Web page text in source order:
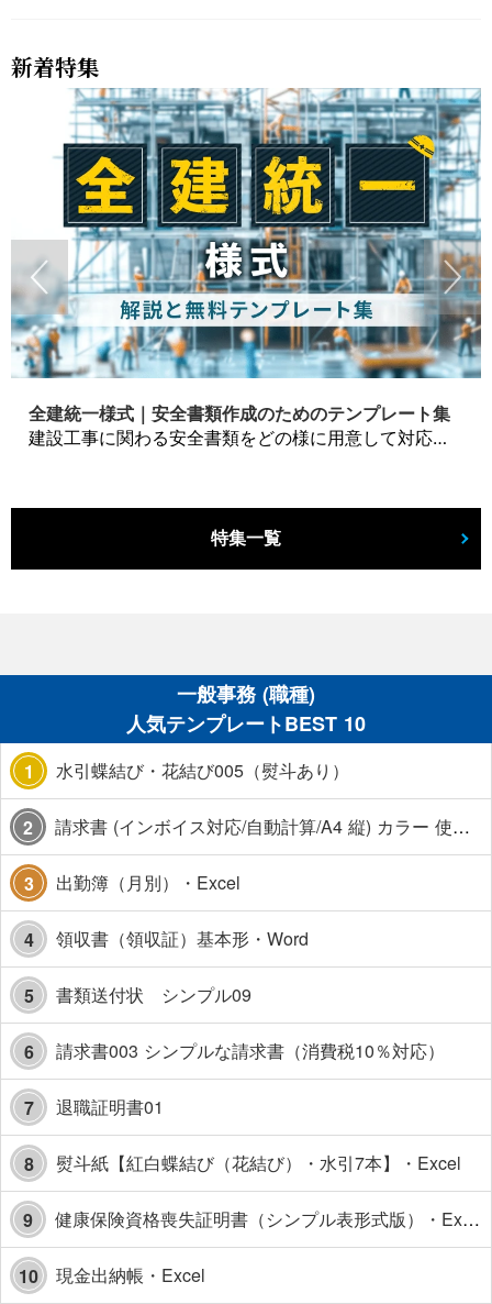
新着特集
全建統一様式｜安全書類作成のためのテンプレート集
建設工事に関わる安全書類をどの様に用意して対応するか？関連書式テンプレートから書き方の注意点などの役立つコラムをbizoceanがお届けします。
特集一覧
一般事務 (職種)
人気テンプレートBEST 10
1 水引蝶結び・花結び005（熨斗あり）
2 請求書 (インボイス対応/自動計算/A4 縦) カラー 使い方解説あり
3 出勤簿（月別）・Excel
4 領収書（領収証）基本形・Word
5 書類送付状 シンプル09
6 請求書003 シンプルな請求書（消費税10％対応）
7 退職証明書01
8 熨斗紙【紅白蝶結び（花結び）・水引7本】・Excel
9 健康保険資格喪失証明書（シンプル表形式版）・Excel【見本付き】
10 現金出納帳・Excel